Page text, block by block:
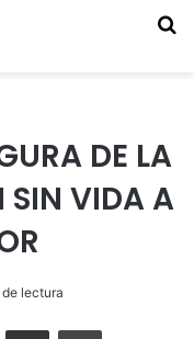
DE LA
SIN VIDA A
lectura
Enviar vía email Imprimir